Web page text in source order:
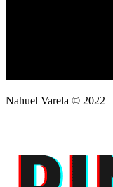
Nahuel Varela © 2022 |